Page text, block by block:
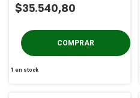
$35.540,80
1 en stock